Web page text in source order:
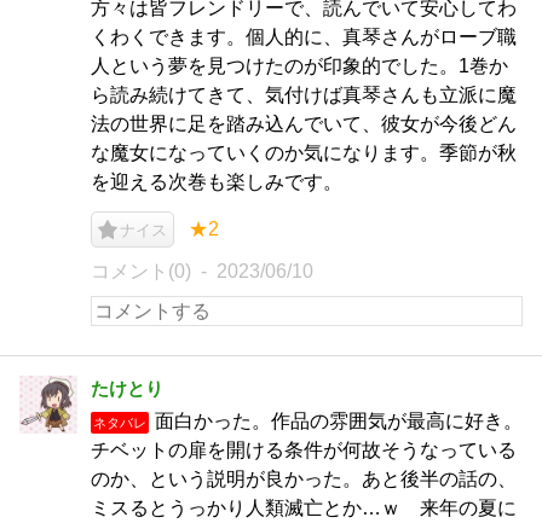
方々は皆フレンドリーで、読んでいて安心してわ
くわくできます。個人的に、真琴さんがローブ職
人という夢を見つけたのが印象的でした。1巻か
ら読み続けてきて、気付けば真琴さんも立派に魔
法の世界に足を踏み込んでいて、彼女が今後どん
な魔女になっていくのか気になります。季節が秋
を迎える次巻も楽しみです。
ナイス ★2
コメント(0) 2023/06/10
たけとり
ネタバレ
面白かった。作品の雰囲気が最高に好き。
チベットの扉を開ける条件が何故そうなっている
のか、という説明が良かった。あと後半の話の、
ミスるとうっかり人類滅亡とか…ｗ 来年の夏に